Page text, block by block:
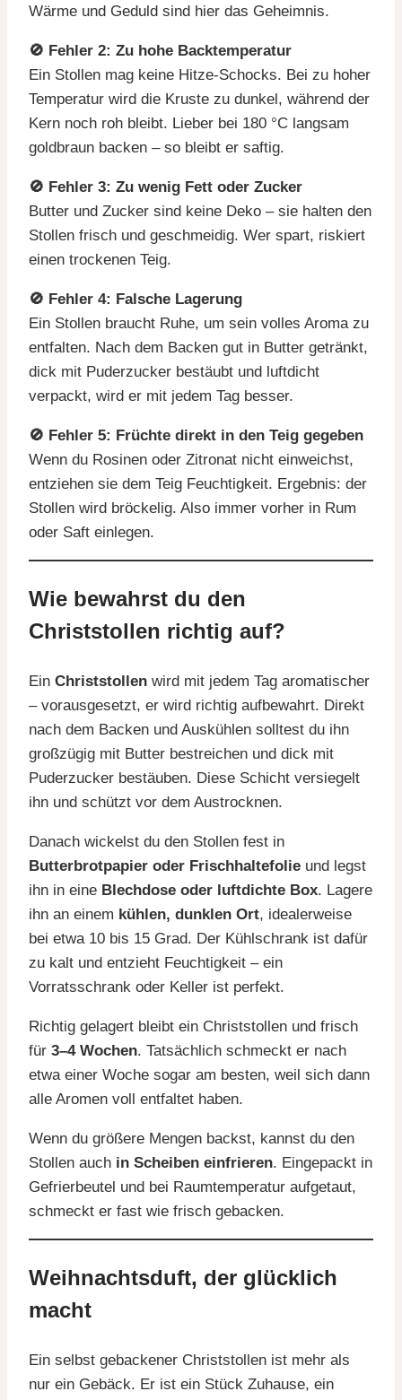
Wärme und Geduld sind hier das Geheimnis.
🚫 Fehler 2: Zu hohe Backtemperatur
Ein Stollen mag keine Hitze-Schocks. Bei zu hoher
Temperatur wird die Kruste zu dunkel, während der
Kern noch roh bleibt. Lieber bei 180 °C langsam
goldbraun backen – so bleibt er saftig.
🚫 Fehler 3: Zu wenig Fett oder Zucker
Butter und Zucker sind keine Deko – sie halten den
Stollen frisch und geschmeidig. Wer spart, riskiert
einen trockenen Teig.
🚫 Fehler 4: Falsche Lagerung
Ein Stollen braucht Ruhe, um sein volles Aroma zu
entfalten. Nach dem Backen gut in Butter getränkt,
dick mit Puderzucker bestäubt und luftdicht
verpackt, wird er mit jedem Tag besser.
🚫 Fehler 5: Früchte direkt in den Teig gegeben
Wenn du Rosinen oder Zitronat nicht einweichst,
entziehen sie dem Teig Feuchtigkeit. Ergebnis: der
Stollen wird bröckelig. Also immer vorher in Rum
oder Saft einlegen.
Wie bewahrst du den
Christstollen richtig auf?
Ein Christstollen wird mit jedem Tag aromatischer
– vorausgesetzt, er wird richtig aufbewahrt. Direkt
nach dem Backen und Auskühlen solltest du ihn
großzügig mit Butter bestreichen und dick mit
Puderzucker bestäuben. Diese Schicht versiegelt
ihn und schützt vor dem Austrocknen.
Danach wickelst du den Stollen fest in
Butterbrotpapier oder Frischhaltefolie und legst
ihn in eine Blechdose oder luftdichte Box. Lagere
ihn an einem kühlen, dunklen Ort, idealerweise
bei etwa 10 bis 15 Grad. Der Kühlschrank ist dafür
zu kalt und entzieht Feuchtigkeit – ein
Vorratsschrank oder Keller ist perfekt.
Richtig gelagert bleibt ein Christstollen und frisch
für 3–4 Wochen. Tatsächlich schmeckt er nach
etwa einer Woche sogar am besten, weil sich dann
alle Aromen voll entfaltet haben.
Wenn du größere Mengen backst, kannst du den
Stollen auch in Scheiben einfrieren. Eingepackt in
Gefrierbeutel und bei Raumtemperatur aufgetaut,
schmeckt er fast wie frisch gebacken.
Weihnachtsduft, der glücklich
macht
Ein selbst gebackener Christstollen ist mehr als
nur ein Gebäck. Er ist ein Stück Zuhause, ein